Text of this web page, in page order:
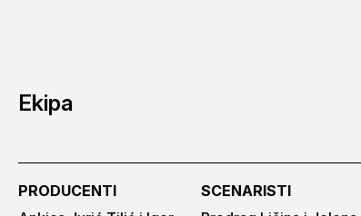
Ekipa
PRODUCENTI
SCENARISTI